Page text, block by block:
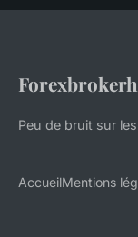
Peu de bruit sur
AccueilMentions